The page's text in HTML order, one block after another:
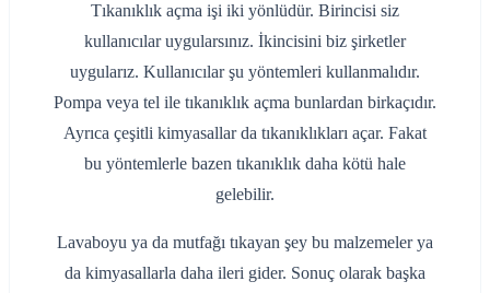
Tıkanıklık açma işi iki yönlüdür. Birincisi siz
kullanıcılar uygularsınız. İkincisini biz şirketler
uygularız. Kullanıcılar şu yöntemleri kullanmalıdır.
Pompa veya tel ile tıkanıklık açma bunlardan birkaçıdır.
Ayrıca çeşitli kimyasallar da tıkanıklıkları açar. Fakat
bu yöntemlerle bazen tıkanıklık daha kötü hale
gelebilir.
Lavaboyu ya da mutfağı tıkayan şey bu malzemeler ya
da kimyasallarla daha ileri gider. Sonuç olarak başka